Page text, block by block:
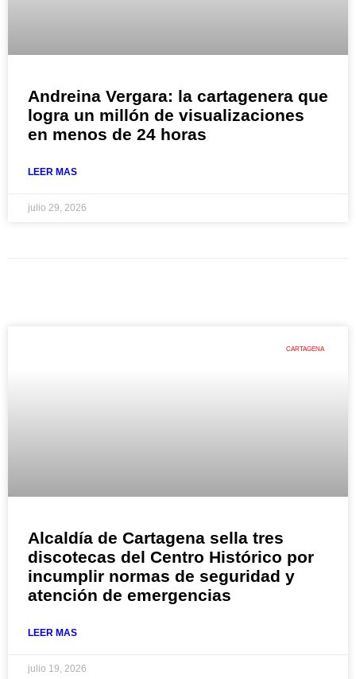
Andreina Vergara: la cartagenera que
logra un millón de visualizaciones
en menos de 24 horas
LEER MAS
julio 29, 2026
CARTAGENA
Alcaldía de Cartagena sella tres
discotecas del Centro Histórico por
incumplir normas de seguridad y
atención de emergencias
LEER MAS
julio 19, 2026